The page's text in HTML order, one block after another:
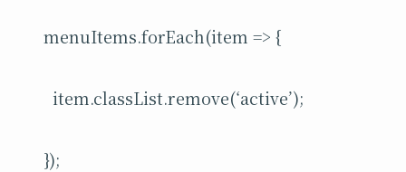
menuItems.forEach(item => {
item.classList.remove(‘active’);
});